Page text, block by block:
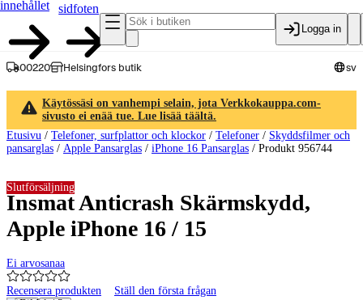
innehållet
sidfoten
Logga in
00220 Helsingfors butik sv
Käytössäsi on vanhempi selain, jota Verkkokauppa.com-
sivusto ei enää tue. Lue lisää täältä.
Etusivu / Telefoner, surfplattor och klockor / Telefoner / Skyddsfilmer och
pansarglas / Apple Pansarglas / iPhone 16 Pansarglas / Produkt 956744
Insmat Anticrash Skärmskydd,
Apple iPhone 16 / 15
Ei arvosanaa
Recensera produkten Ställ den första frågan
Slutförsäljning